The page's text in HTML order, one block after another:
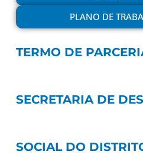
PLANO DE
TERMO DE
SECRETARIA DE
SOCIAL DO